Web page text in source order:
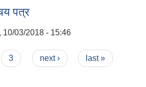
पत्र
10/03/2018 - 15:46
3 next › last »